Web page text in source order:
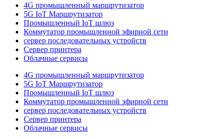
4G промышленный маршрутизатор
5G IoT Маршрутизатор
Промышленный IoT шлюз
Коммутатор промышленной эфирной сети
сервер последовательных устройств
Сервер принтера
Облачные сервисы
4G промышленный маршрутизатор
5G IoT Маршрутизатор
Промышленный IoT шлюз
Коммутатор промышленной эфирной сети
сервер последовательных устройств
Сервер принтера
Облачные сервисы